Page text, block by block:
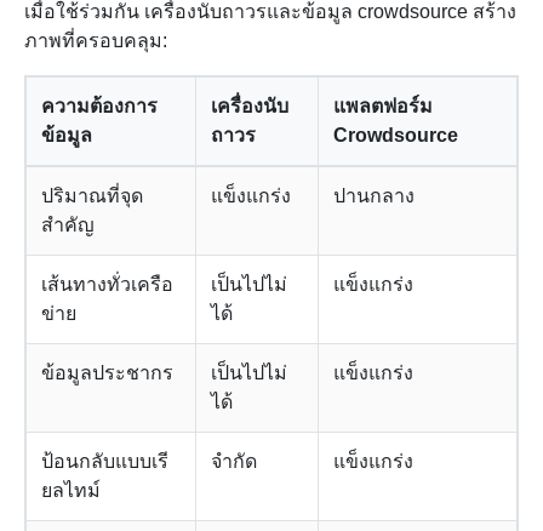
เมื่อใช้ร่วมกัน เครื่องนับถาวรและข้อมูล crowdsource สร้าง
ภาพที่ครอบคลุม:
ความต้องการ
ข้อมูล
เครื่องนับ
ถาวร
แพลตฟอร์ม
Crowdsource
ปริมาณที่จุด
สำคัญ
แข็งแกร่ง ปานกลาง
เส้นทางทั่วเครือ
ข่าย
เป็นไปไม่
ได้
แข็งแกร่ง
ข้อมูลประชากร
เป็นไปไม่
ได้
แข็งแกร่ง
ป้อนกลับแบบเรี
ยลไทม์
จำกัด แข็งแกร่ง